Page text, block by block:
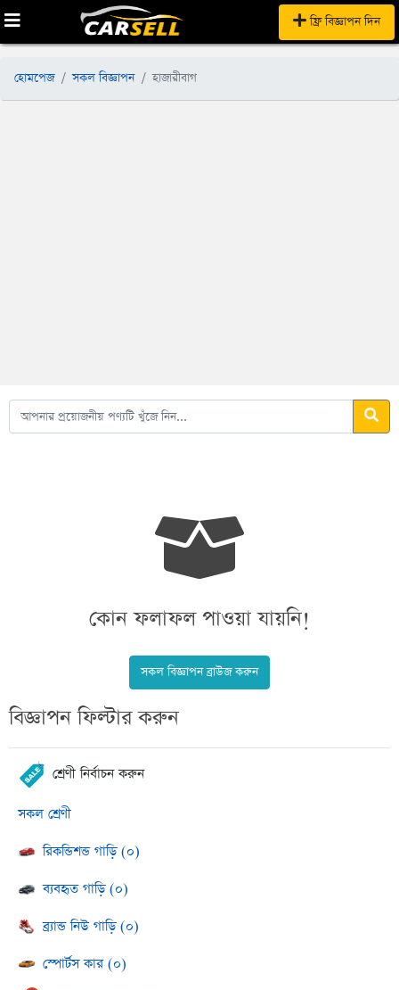
ফ্রি বিজ্ঞাপন দিন
হোমপেজ সকল বিজ্ঞাপন হাজারীবাগ
বিজ্ঞাপন ফিল্টার করুন
শ্রেণী নির্বাচন করুন
সকল শ্রেণী
রিকন্ডিশন্ড গাড়ি (০)
ব্যবহৃত গাড়ি (০)
ব্র্যান্ড নিউ গাড়ি (০)
স্পোর্টস কার (০)
কোন ফলাফল পাওয়া যায়নি!
সকল বিজ্ঞাপন ব্রাউজ করুন